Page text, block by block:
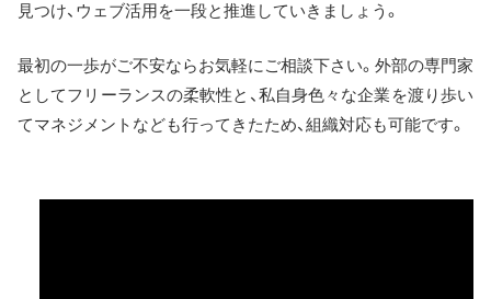
見つけ、ウェブ活用を一段と推進していきましょう。
最初の一歩がご不安ならお気軽にご相談下さい。外部の専門家
としてフリーランスの柔軟性と、私自身色々な企業を渡り歩い
てマネジメントなども行ってきたため、組織対応も可能です。